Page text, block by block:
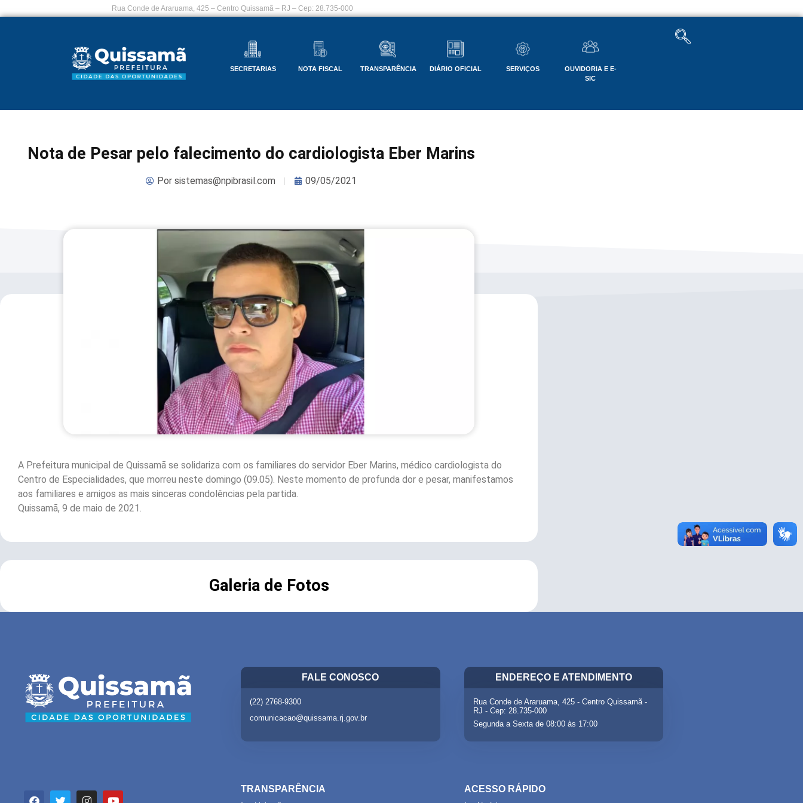
Rua Conde de Araruama, 425 – Centro Quissamã – RJ – Cep: 28.735-000
SECRETARIAS NOTA FISCAL TRANSPARÊNCIA DIÁRIO OFICIAL SERVIÇOS
OUVIDORIA E E-
SIC
Nota de Pesar pelo falecimento do cardiologista Eber Marins
Porsistemas@npibrasil.com 09/05/2021
A Prefeitura municipal de Quissamã se solidariza com os familiares do servidor Eber Marins, médico cardiologista do
Centro de Especialidades, que morreu neste domingo (09.05). Neste momento de profunda dor e pesar, manifestamos
aos familiares e amigos as mais sinceras condolências pela partida.
Quissamã, 9 de maio de 2021.
Galeria de Fotos
FALE CONOSCO
(22) 2768-9300
comunicacao@quissama.rj.gov.br
ENDEREÇO E ATENDIMENTO
Rua Conde de Araruama, 425 - Centro Quissamã -
RJ - Cep: 28.735-000
Segunda a Sexta de 08:00 às 17:00
TRANSPARÊNCIA ACESSO RÁPIDO